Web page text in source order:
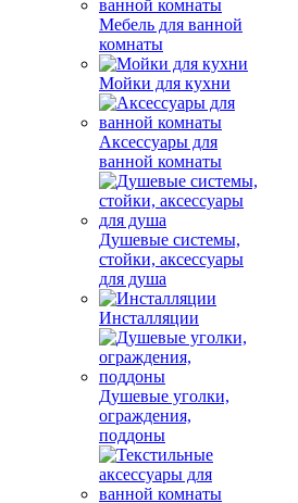
Мебель для ванной
комнаты
Мойки для кухни
Аксессуары для
ванной комнаты
Душевые системы,
стойки, аксессуары
для душа
Инсталляции
Душевые уголки,
ограждения,
поддоны